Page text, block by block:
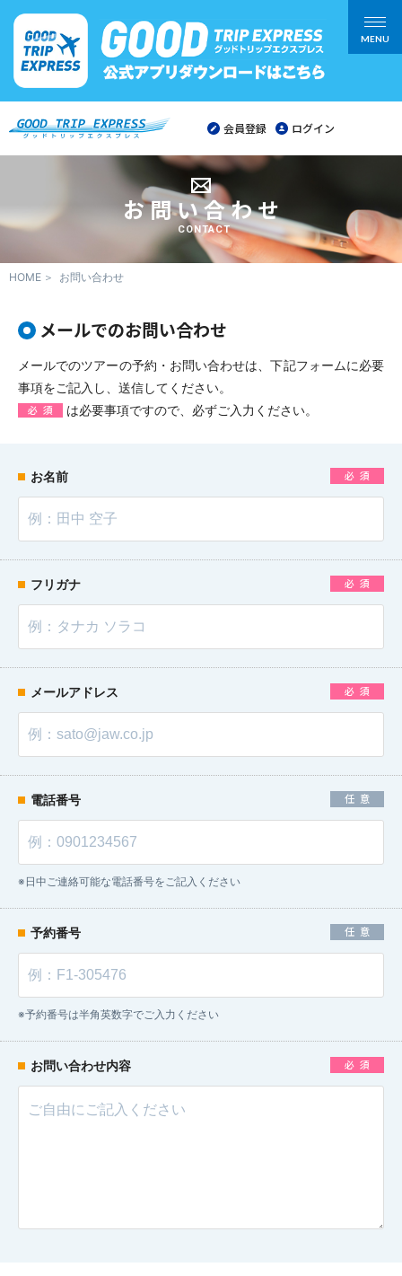
会員登録 ログイン
MENU
お問い合わせ
CONTACT
HOME お問い合わせ
メールでのお問い合わせ
メールでのツアーの予約・お問い合わせは、下記フォームに必要
事項をご記入し、送信してください。
必須 は必要事項ですので、必ずご入力ください。
お名前 必須
フリガナ 必須
メールアドレス 必須
電話番号 任意
※日中ご連絡可能な電話番号をご記入ください
予約番号 任意
※予約番号は半角英数字でご入力ください
お問い合わせ内容 必須